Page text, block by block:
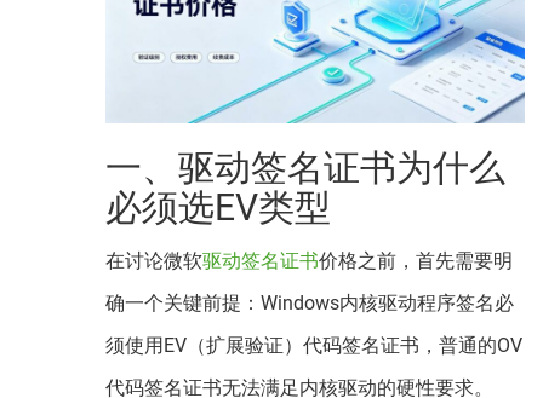
一、驱动签名证书为什么
必须选EV类型
在讨论微软驱动签名证书价格之前，首先需要明
确一个关键前提：Windows内核驱动程序签名必
须使用EV（扩展验证）代码签名证书，普通的OV
代码签名证书无法满足内核驱动的硬性要求。